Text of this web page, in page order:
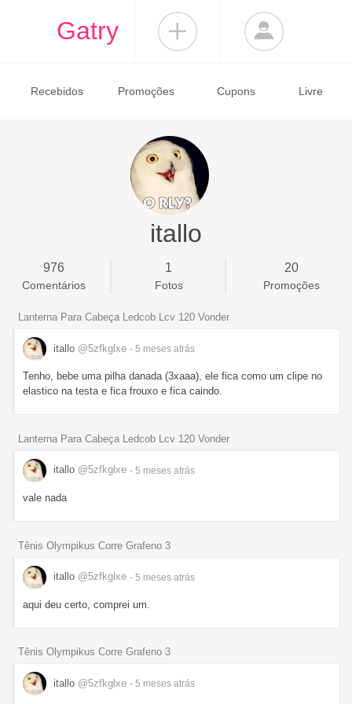
Gatry
Recebidos Promoções Cupons Livre
itallo
976
Comentários
1
Fotos
20
Promoções
Lanterna Para Cabeça Ledcob Lcv 120 Vonder
itallo @5zfkglxe - 5 meses atrás
Tenho, bebe uma pilha danada (3xaaa), ele fica como um clipe no
elastico na testa e fica frouxo e fica caindo.
Lanterna Para Cabeça Ledcob Lcv 120 Vonder
itallo @5zfkglxe - 5 meses atrás
vale nada
Tênis Olympikus Corre Grafeno 3
itallo @5zfkglxe - 5 meses atrás
aqui deu certo, comprei um.
Tênis Olympikus Corre Grafeno 3
itallo @5zfkglxe - 5 meses atrás